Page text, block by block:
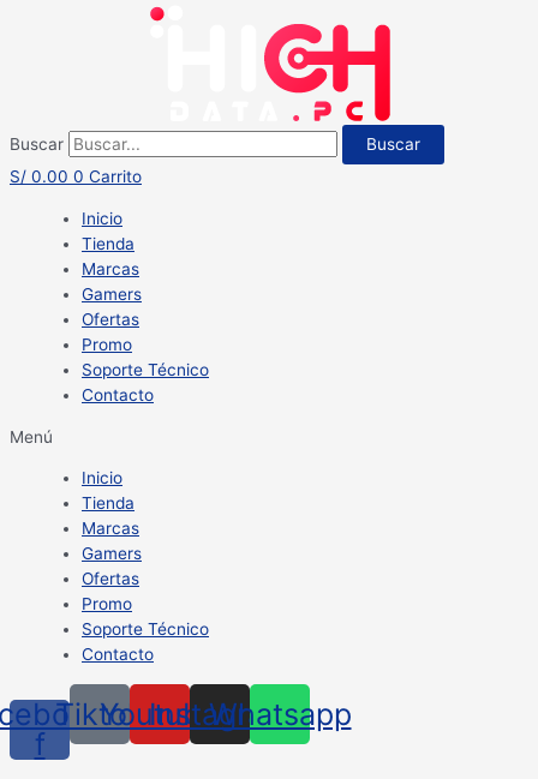
Buscar
Buscar
S/ 0.00 0 Carrito
Inicio
Tienda
Marcas
Gamers
Ofertas
Promo
Soporte Técnico
Contacto
Menú
Inicio
Tienda
Marcas
Gamers
Ofertas
Promo
Soporte Técnico
Contacto
f
TiktokYoutube
Instagram
Whatsapp